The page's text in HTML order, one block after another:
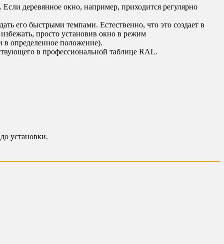
деревянное окно, например, приходится регулярно
его быстрыми темпами. Естественно, что это создает в
просто установив окно в режим
в определенное положение).
в профессиональной таблице RAL.
установки.